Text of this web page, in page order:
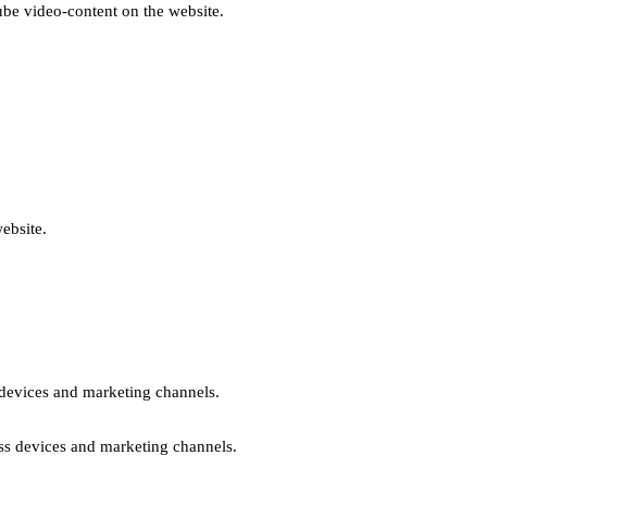
video-content on the website.
and marketing channels.
devices and marketing channels.